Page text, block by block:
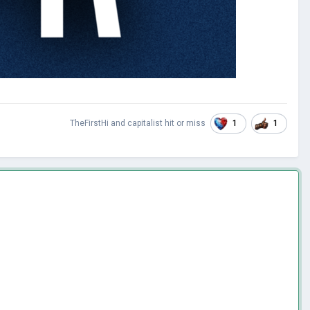
TheFirstHi and capitalist hit or miss 1 1